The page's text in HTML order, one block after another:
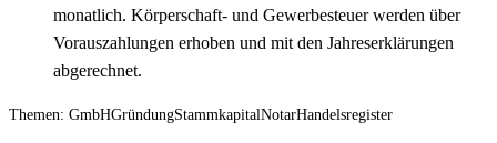
monatlich. Körperschaft- und Gewerbesteuer werden über
Vorauszahlungen erhoben und mit den Jahreserklärungen
abgerechnet.
Themen: GmbHGründungStammkapitalNotarHandelsregister